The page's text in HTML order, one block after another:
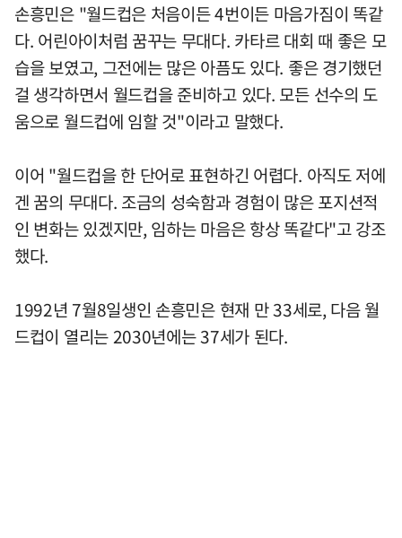
손흥민은 "월드컵은 처음이든 4번이든 마음가짐이 똑같
다. 어린아이처럼 꿈꾸는 무대다. 카타르 대회 때 좋은 모
습을 보였고, 그전에는 많은 아픔도 있다. 좋은 경기했던
걸 생각하면서 월드컵을 준비하고 있다. 모든 선수의 도
움으로 월드컵에 임할 것"이라고 말했다.
이어 "월드컵을 한 단어로 표현하긴 어렵다. 아직도 저에
겐 꿈의 무대다. 조금의 성숙함과 경험이 많은 포지션적
인 변화는 있겠지만, 임하는 마음은 항상 똑같다"고 강조
했다.
1992년 7월8일생인 손흥민은 현재 만 33세로, 다음 월
드컵이 열리는 2030년에는 37세가 된다.